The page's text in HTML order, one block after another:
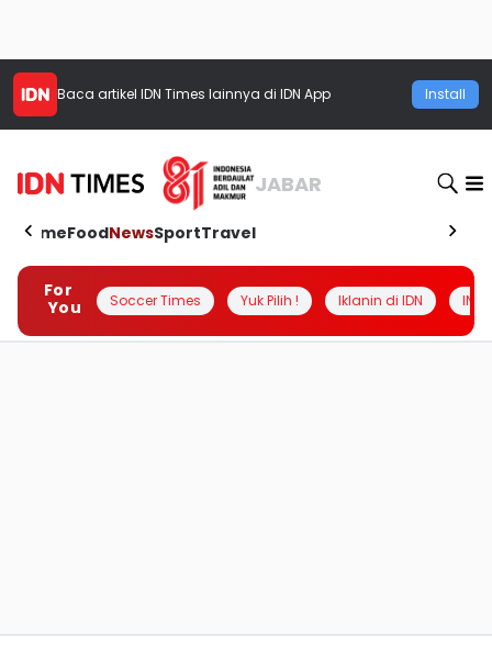
Baca artikel IDN Times lainnya di IDN App Install
JABAR
HomeFoodNewsSportTravel
For
You
Soccer Times Yuk Pilih ! Iklanin di IDN